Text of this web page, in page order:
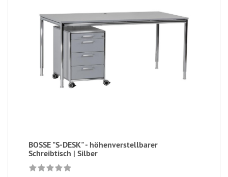
BOSSE "S-DESK" - höhenverstellbarer
Schreibtisch | Silber